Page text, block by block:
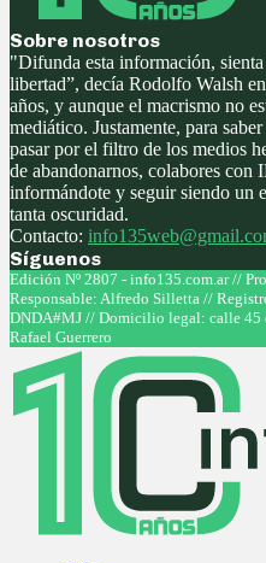
Sobre nosotros
"Difunda esta información,
libertad”, decía Rodolfo Walsh
años, y aunque el macrismo no
mediático. Justamente, para
pasar por el filtro de los medios
de abandonarnos, colabores con
informándote y seguir siendo un
tanta oscuridad.
Contacto:
Síguenos
Facebook
Twitter
Instagram
Youtube
Edición Nº 2807 - info135.com.ar //
Responsable: Alfredo Silletta //
DNDA#MJ // Domicilio legal: calle 45
Rafael Guerrero